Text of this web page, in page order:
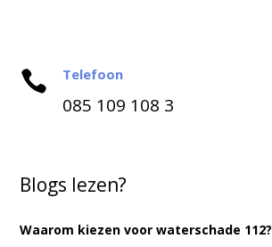
 Telefoon
085 109 108 3
Blogs lezen?
Waarom kiezen voor waterschade 112?